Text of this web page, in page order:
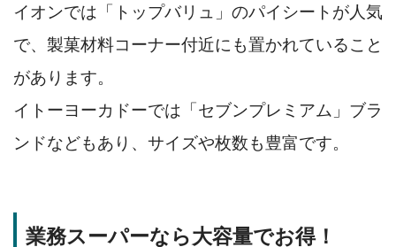
イオンでは「トップバリュ」のパイシートが人気
で、製菓材料コーナー付近にも置かれていること
があります。
イトーヨーカドーでは「セブンプレミアム」ブラ
ンドなどもあり、サイズや枚数も豊富です。
業務スーパーなら大容量でお得！